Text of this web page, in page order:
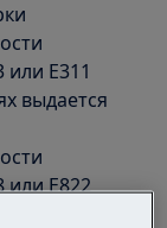
E311
выдается
или E822